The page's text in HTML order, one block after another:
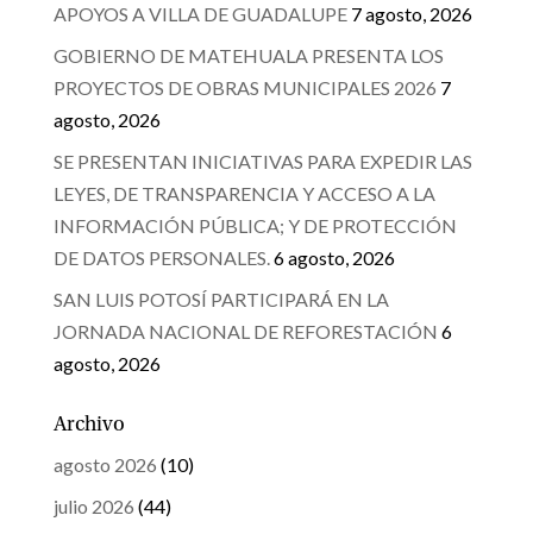
APOYOS A VILLA DE GUADALUPE 7 agosto, 2026
GOBIERNO DE MATEHUALA PRESENTA LOS
PROYECTOS DE OBRAS MUNICIPALES 2026 7
agosto, 2026
SE PRESENTAN INICIATIVAS PARA EXPEDIR LAS
LEYES, DE TRANSPARENCIA Y ACCESO A LA
INFORMACIÓN PÚBLICA; Y DE PROTECCIÓN
DE DATOS PERSONALES. 6 agosto, 2026
SAN LUIS POTOSÍ PARTICIPARÁ EN LA
JORNADA NACIONAL DE REFORESTACIÓN 6
agosto, 2026
Archivo
agosto 2026 (10)
julio 2026 (44)